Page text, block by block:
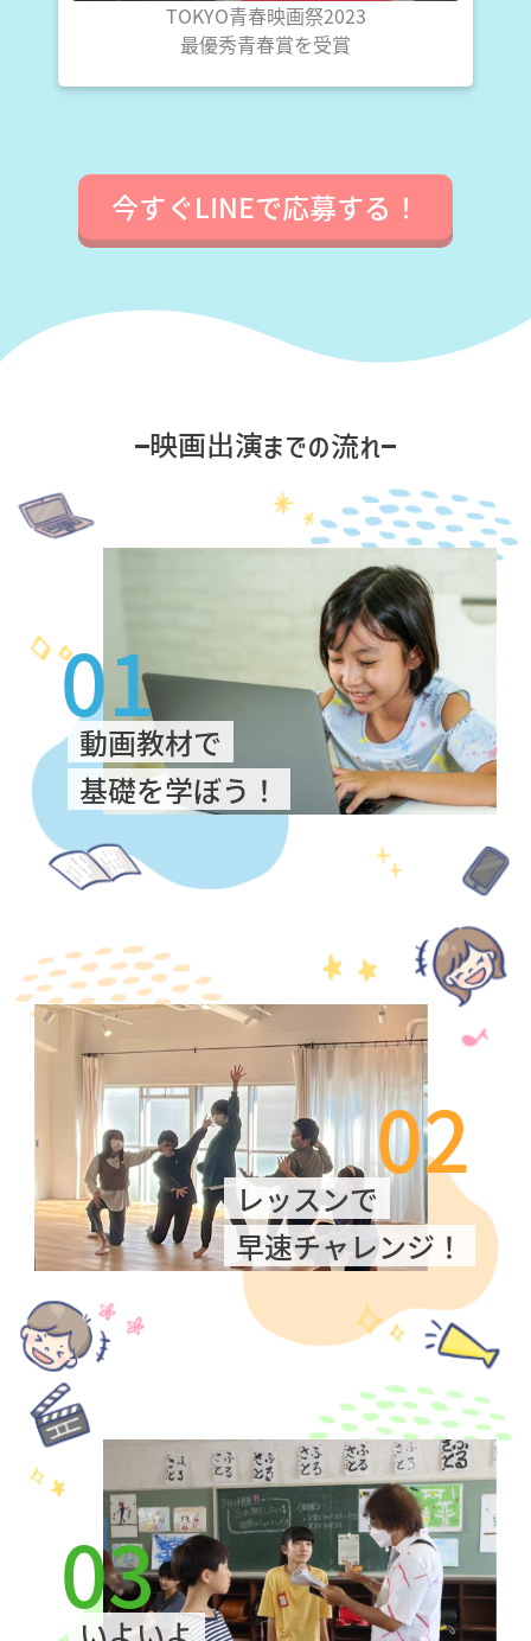
TOKYO青春映画祭2023
最優秀青春賞を受賞
今すぐLINEで応募する！
映画出演までの流れ
01
動画教材で
基礎を学ぼう！
02
レッスンで
早速チャレンジ！
03